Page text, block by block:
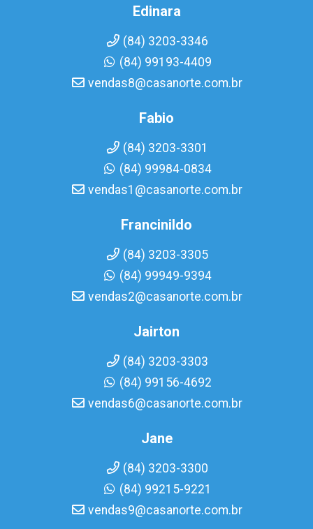
Edinara
(84) 3203-3346
(84) 99193-4409
vendas8@casanorte.com.br
Fabio
(84) 3203-3301
(84) 99984-0834
vendas1@casanorte.com.br
Francinildo
(84) 3203-3305
(84) 99949-9394
vendas2@casanorte.com.br
Jairton
(84) 3203-3303
(84) 99156-4692
vendas6@casanorte.com.br
Jane
(84) 3203-3300
(84) 99215-9221
vendas9@casanorte.com.br